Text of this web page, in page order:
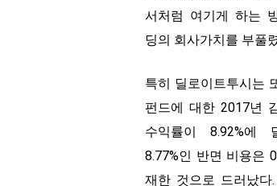
서처럼 여기게 하는
딩의 회사가치를 부풀
특히 딜로이트투시는
펀드에 대한 2017년
수익률이 8.92%에
8.77%인 반면 비용은
재한 것으로 드러났다